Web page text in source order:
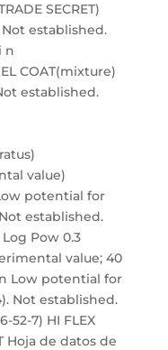
SECRET)
established.
n
COAT(mixture)
established.
value)
potential for
established.
Pow 0.3
value; 40
Low potential for
Not established.
52-7) HI FLEX
Hoja de datos de